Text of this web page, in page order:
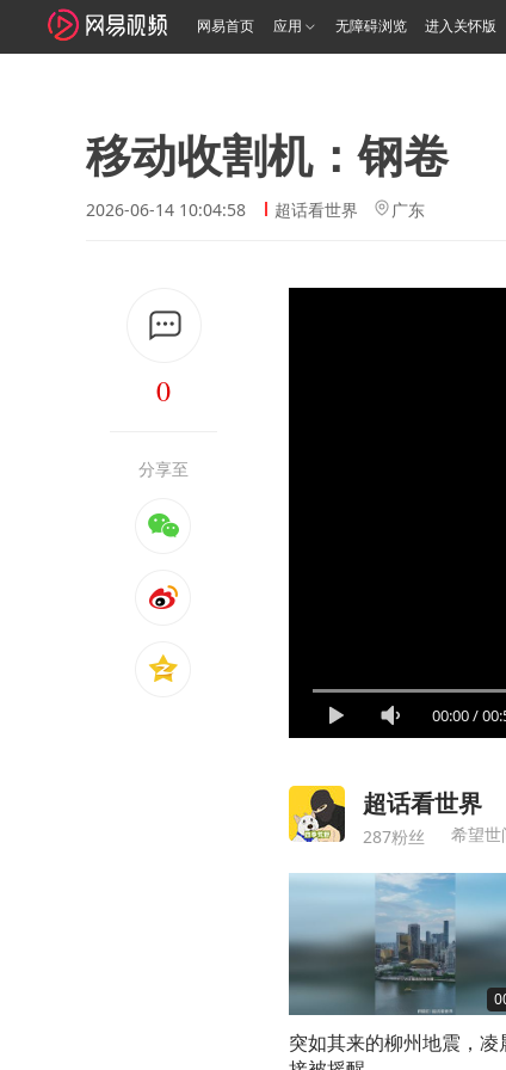
网易首页 应用 无障碍浏览 进入关怀版
移动收割机：钢卷
2026-06-14 10:04:58 超话看世界 广东
0
分享至
00:00/
超话看世界
287粉丝 希望世
突如其来的柳州地震，凌